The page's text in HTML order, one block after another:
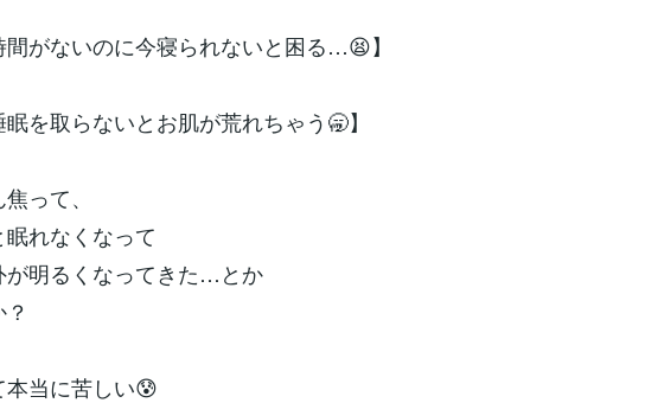
間がないのに今寝られないと困る…😫】
眠を取らないとお肌が荒れちゃう🥱】
って、
れなくなって
が明るくなってきた…とか
当に苦しい😰